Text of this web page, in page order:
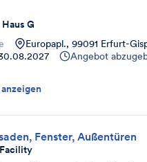
G
Europapl., 99091 Erfurt-
Angebot
Fenster, Außentüren